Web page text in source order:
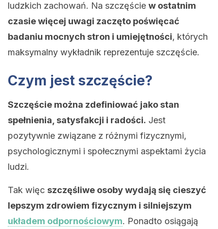
ludzkich zachowań. Na szczęście w ostatnim
czasie więcej uwagi zaczęto poświęcać
badaniu mocnych stron i umiejętności, których
maksymalny wykładnik reprezentuje szczęście.
Czym jest szczęście?
Szczęście można zdefiniować jako stan
spełnienia, satysfakcji i radości. Jest
pozytywnie związane z różnymi fizycznymi,
psychologicznymi i społecznymi aspektami życia
ludzi.
Tak więc szczęśliwe osoby wydają się cieszyć
lepszym zdrowiem fizycznym i silniejszym
układem odpornościowym. Ponadto osiągają